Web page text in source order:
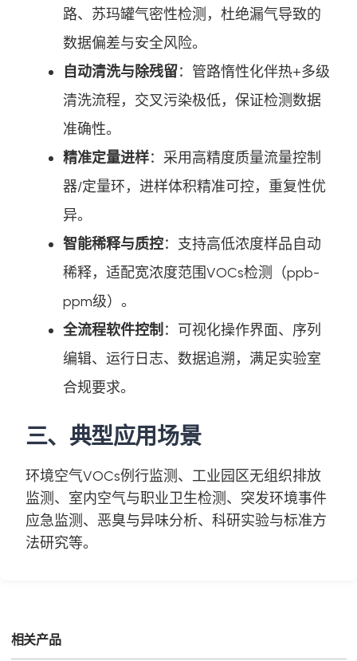
路、苏玛罐气密性检测，杜绝漏气导致的
数据偏差与安全风险。
自动清洗与除残留：管路惰性化伴热+多级
清洗流程，交叉污染极低，保证检测数据
准确性。
精准定量进样：采用高精度质量流量控制
器/定量环，进样体积精准可控，重复性优
异。
智能稀释与质控：支持高低浓度样品自动
稀释，适配宽浓度范围VOCs检测（ppb-
ppm级）。
全流程软件控制 ：可视化操作界面、序列
编辑、运行日志、数据追溯，满足实验室
合规要求。
三、典型应用场景
环境空气VOCs例行监测、工业园区无组织排放
监测、室内空气与职业卫生检测、突发环境事件
应急监测、恶臭与异味分析、科研实验与标准方
法研究等。
相关产品